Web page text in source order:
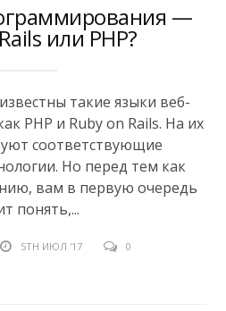
—
или PHP?
такие языки веб-
PHP и Ruby on Rails. На их
соответствующие
Но перед тем как
вам в первую очередь
понять,...
5TH ИЮЛ '17 0